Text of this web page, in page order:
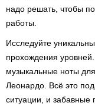
надо решать, чтобы
работы.
Исследуйте
прохождения
музыкальные ноты
Леонардо. Всё это
ситуации, и забавные